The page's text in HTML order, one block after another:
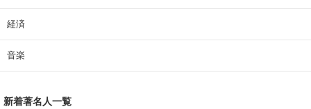
経済
音楽
新着著名人一覧